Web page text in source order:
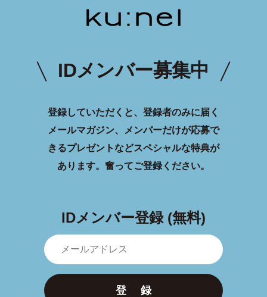
IDメンバー募集中
登録していただくと、登録者のみに届く
メールマガジン、メンバーだけが応募で
きるプレゼントなどスペシャルな特典が
あります。 奮ってご登録ください。
IDメンバー登録 (無料)
登 録